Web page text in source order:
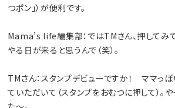
つポン」）が便利です。
Mama’s life編集部：ではTMさん、押してみ
やる日が来ると思うんで（笑）。
TMさん：スタンプデビューですか！ ママっぽ
ていただいて（スタンプをおむつに押して）。